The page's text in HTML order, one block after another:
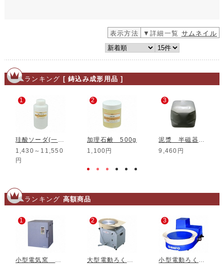
表示方法 ▼詳細一覧 サムネイル
ランキング [ 鋳込み成形用品 ]
1
珪酸ソーダ(一号)
1,430～11,550
円
2
加理石鹸 500g
1,100円
3
泥漿 半磁器土 10L
9,460円
ランキング 高額商品
1
小型電気窯 DMT-01
2
大型電動ろくろ RK-3D
3
小型電動ろくろ RK-5T